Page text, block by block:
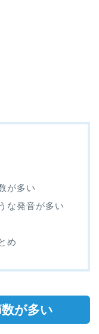
が多い
な発音が多い
め
が多い